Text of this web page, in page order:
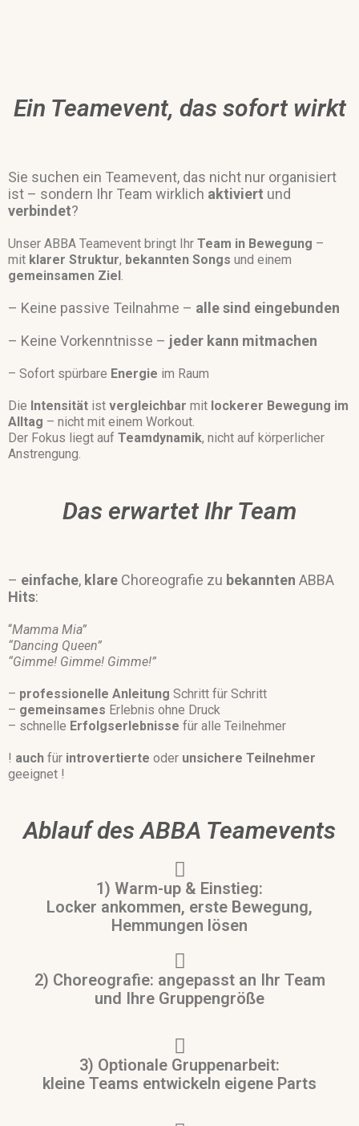
Ein Teamevent, das sofort wirkt
Sie suchen ein Teamevent, das nicht nur organisiert
ist – sondern Ihr Team wirklich aktiviert und
verbindet?
Unser ABBA Teamevent bringt Ihr Team in Bewegung –
mit klarer Struktur, bekannten Songs und einem
gemeinsamen Ziel .
– Keine passive Teilnahme – alle sind eingebunden
– Keine Vorkenntnisse – jeder kann mitmachen
– Sofort spürbare Energie im Raum
Die Intensität ist vergleichbar mit lockerer Bewegung im
Alltag – nicht mit einem Workout.
Der Fokus liegt auf Teamdynamik, nicht auf körperlicher
Anstrengung.
Das erwartet Ihr Team
– einfache, klare Choreografie zu bekannten ABBA
Hits:
“Mamma Mia”
“Dancing Queen”
“Gimme! Gimme! Gimme!”
– professionelle Anleitung Schritt für Schritt
– gemeinsames Erlebnis ohne Druck
– schnelle Erfolgserlebnisse für alle Teilnehmer
! auch für introvertierte oder unsichere Teilnehmer
geeignet !
Ablauf des ABBA Teamevents
1) Warm-up & Einstieg:
Locker ankommen, erste Bewegung,
Hemmungen lösen
2) Choreografie: angepasst an Ihr Team
und Ihre Gruppengröße
3) Optionale Gruppenarbeit:
kleine Teams entwickeln eigene Parts